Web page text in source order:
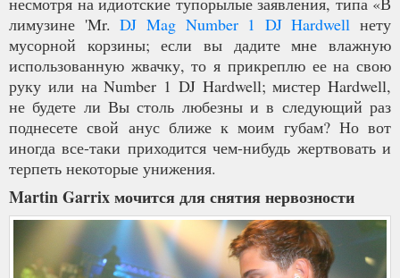
лимузине 'Mr.DJ Mag Number 1 DJ Hardwell нету
мусорной корзины; если вы дадите мне влажную
использованную жвачку, то я прикреплю ее на свою
руку или на Number 1 DJ Hardwell; мистер Hardwell,
не будете ли Вы столь любезны и в следующий раз
поднесете свой анус ближе к моим губам? Но вот
иногда все-таки приходится чем-нибудь жертвовать и
терпеть некоторые унижения.
Martin Garrix мочится для снятия нервозности